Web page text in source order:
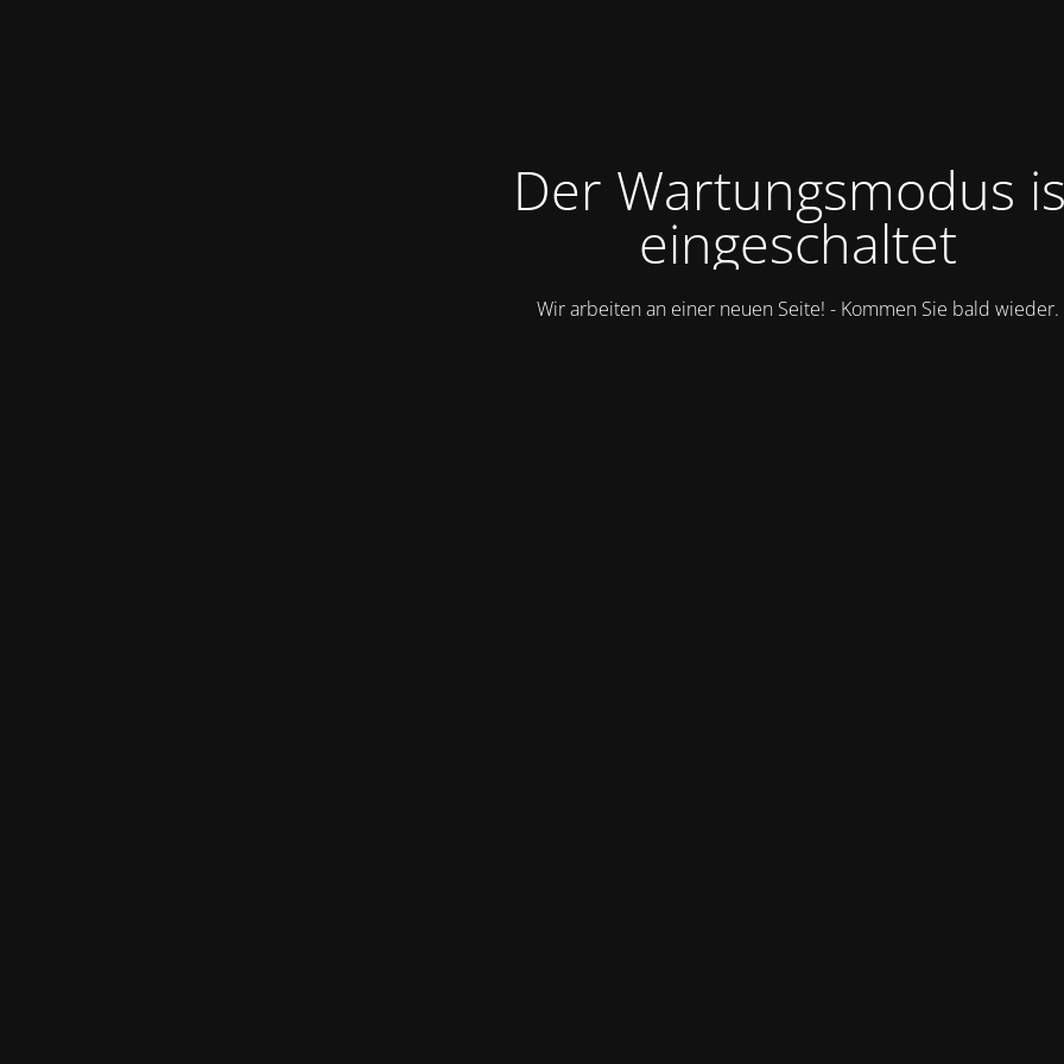
Der Wartungsmodus
eingeschaltet
Wir arbeiten an einer neuen Seite! - Kommen Sie bald wieder.